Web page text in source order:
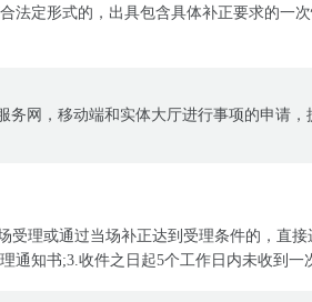
法定形式的，出具包含具体补正要求的一
务网，移动端和实体大厅进行事项的申请
受理或通过当场补正达到受理条件的，直
通知书;3.收件之日起5个工作日内未收到